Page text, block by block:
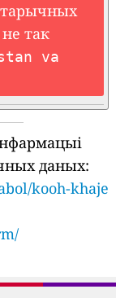
так
va
даных:
kooh-khaje